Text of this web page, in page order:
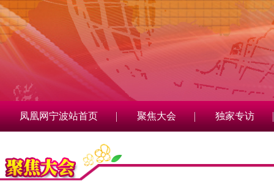
凤凰网宁波站首页 聚焦大会 独家专访